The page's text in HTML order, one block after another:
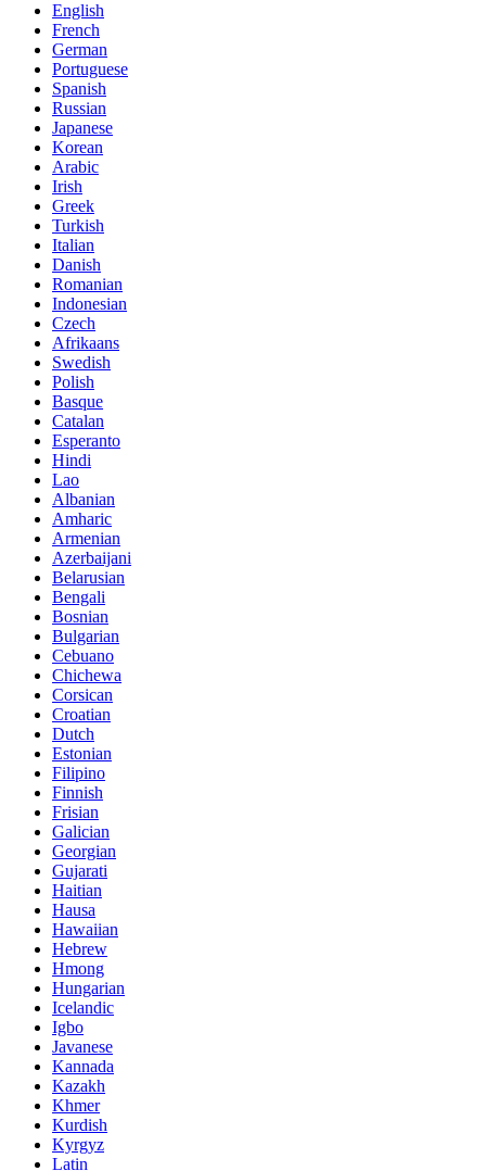
English
French
German
Portuguese
Spanish
Russian
Japanese
Korean
Arabic
Irish
Greek
Turkish
Italian
Danish
Romanian
Indonesian
Czech
Afrikaans
Swedish
Polish
Basque
Catalan
Esperanto
Hindi
Lao
Albanian
Amharic
Armenian
Azerbaijani
Belarusian
Bengali
Bosnian
Bulgarian
Cebuano
Chichewa
Corsican
Croatian
Dutch
Estonian
Filipino
Finnish
Frisian
Galician
Georgian
Gujarati
Haitian
Hausa
Hawaiian
Hebrew
Hmong
Hungarian
Icelandic
Igbo
Javanese
Kannada
Kazakh
Khmer
Kurdish
Kyrgyz
Latin